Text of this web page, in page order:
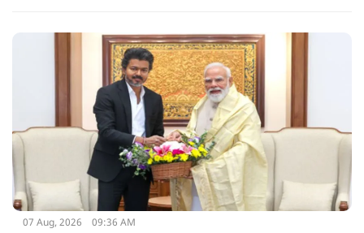
07 Aug, 2026 09:36 AM